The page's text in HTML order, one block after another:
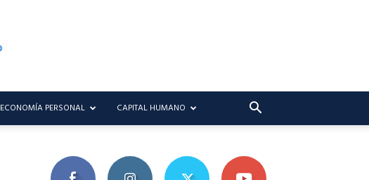
ECONOMÍA PERSONAL CAPITAL HUMANO